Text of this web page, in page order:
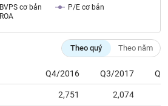
BVPS cơ bản
P/E cơ bản
ROA
Theo quý Theo năm
Q4/2016 Q3/2017
2,751 2,074